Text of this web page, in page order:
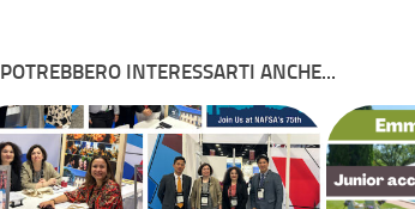
POTREBBERO INTERESSARTI ANCHE...